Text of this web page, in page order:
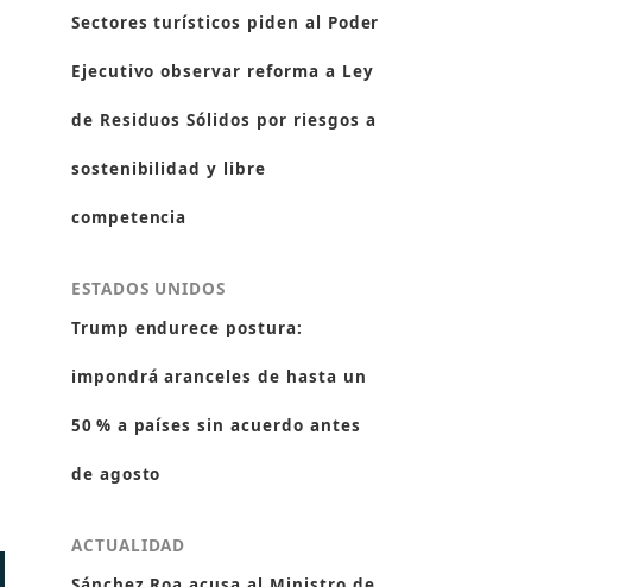
Sectores turísticos piden al Poder
Ejecutivo observar reforma a Ley
de Residuos Sólidos por riesgos a
sostenibilidad y libre
competencia
ESTADOS UNIDOS
Trump endurece postura:
impondrá aranceles de hasta un
50 % a países sin acuerdo antes
de agosto
ACTUALIDAD